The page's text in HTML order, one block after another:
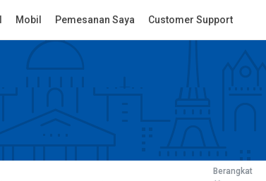
Mobil Pemesanan Saya Customer Support
Berangkat